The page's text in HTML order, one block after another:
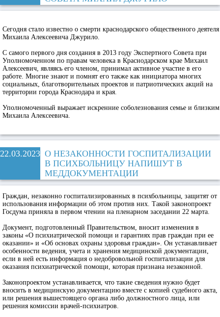
Сегодня стало известно о смерти краснодарского общественного деятеля
Михаила Алексеевича Джурило.
С самого первого дня создания в 2013 году Экспертного Совета при
Уполномоченном по правам человека в Краснодарском крае Михаил
Алексеевич, являясь его членом, принимал активное участие в его
работе. Многие знают и помнят его также как инициатора многих
социальных, благотворительных проектов и патриотических акций на
территории города Краснодара и края.
Уполномоченный выражает искренние соболезнования семье и близким
Михаила Алексеевича.
22.03.2023 О НЕЗАКОННОСТИ ГОСПИТАЛИЗАЦИИ
В ПСИХБОЛЬНИЦУ НАПИШУТ В
МЕДДОКУМЕНТАЦИИ
Граждан, незаконно госпитализированных в психбольницы, защитят от
использования информации об этом против них. Такой законопроект
Госдума приняла в первом чтении на пленарном заседании 22 марта.
Документ, подготовленный Правительством, вносит изменения в
законы «О психиатрической помощи и гарантиях прав граждан при ее
оказании» и «Об основах охраны здоровья граждан». Он устанавливает
особенности ведения, учета и хранения медицинской документации,
если в ней есть информация о недобровольной госпитализации для
оказания психиатрической помощи, которая признана незаконной.
Законопроектом устанавливается, что такие сведения нужно будет
вносить в медицинскую документацию вместе с копией судебного акта,
или решения вышестоящего органа либо должностного лица, или
решения комиссии врачей-психиатров.